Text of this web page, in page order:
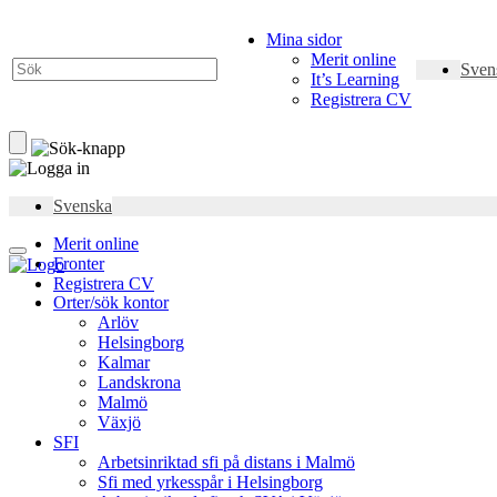
Mina sidor
Merit online
It’s Learning
Registrera CV
Svenska
Merit online
Fronter
Registrera CV
Orter/sök kontor
Arlöv
Helsingborg
Kalmar
Landskrona
Malmö
Växjö
SFI
Arbetsinriktad sfi på distans i Malmö
Sfi med yrkesspår i Helsingborg